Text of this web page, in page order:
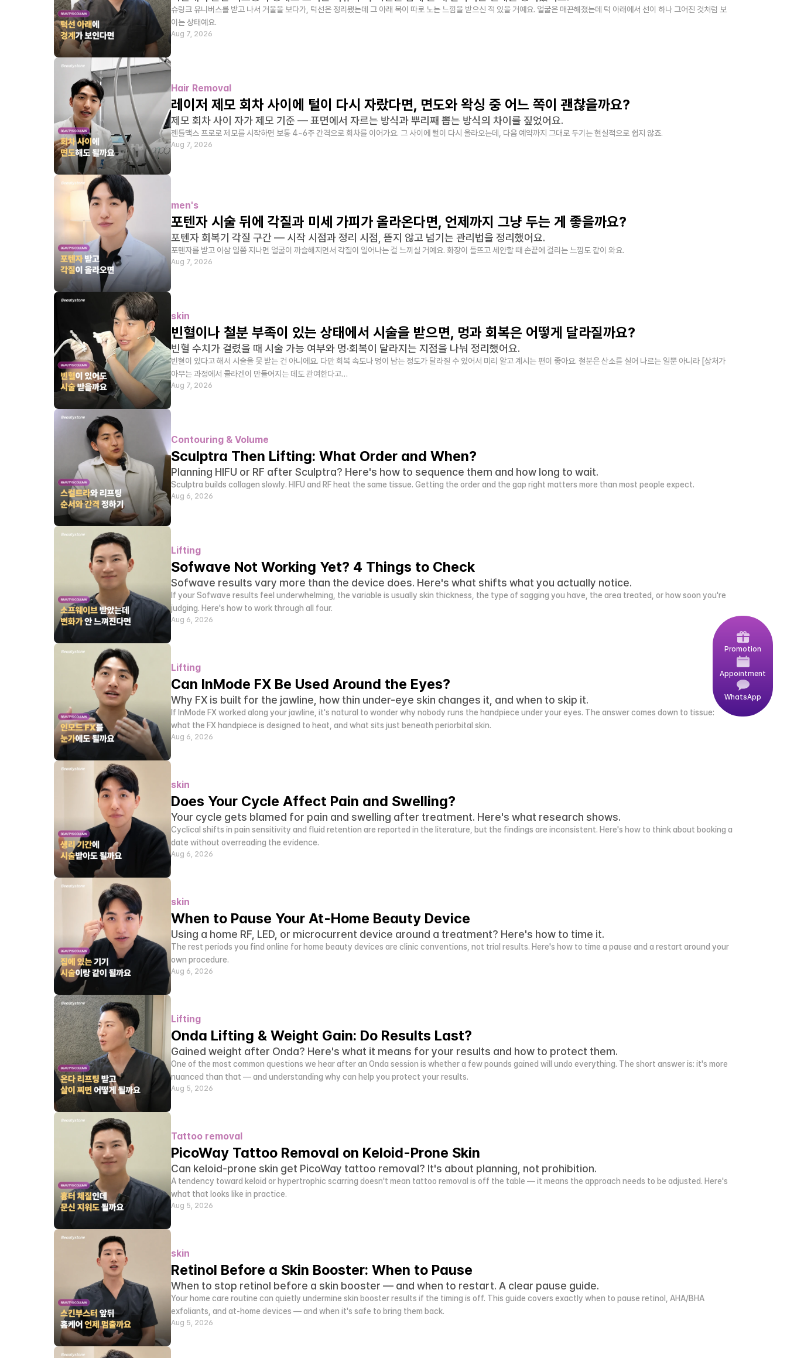
슈링크 유니버스를 받고 나서 거울을 보다가, 턱선은 정리됐는데 그 아래 목이 따로 노는 느낌을 받으신 적 있을 거예요. 얼굴은 매끈해졌는데 턱 아래에서 선이 하나 그어진 것처럼 보
이는 상태예요.
Aug 7, 2026
Hair Removal
레이저 제모 회차 사이에 털이 다시 자랐다면, 면도와 왁싱 중 어느 쪽이 괜찮을까요?
제모 회차 사이 자가 제모 기준 — 표면에서 자르는 방식과 뿌리째 뽑는 방식의 차이를 짚었어요.
젠틀맥스 프로로 제모를 시작하면 보통 4~6주 간격으로 회차를 이어가요. 그 사이에 털이 다시 올라오는데, 다음 예약까지 그대로 두기는 현실적으로 쉽지 않죠.
Aug 7, 2026
men's
포텐자 시술 뒤에 각질과 미세 가피가 올라온다면, 언제까지 그냥 두는 게 좋을까요?
포텐자 회복기 각질 구간 — 시작 시점과 정리 시점, 뜯지 않고 넘기는 관리법을 정리했어요.
포텐자를 받고 이삼 일쯤 지나면 얼굴이 까슬해지면서 각질이 일어나는 걸 느끼실 거예요. 화장이 들뜨고 세안할 때 손끝에 걸리는 느낌도 같이 와요.
Aug 7, 2026
skin
빈혈이나 철분 부족이 있는 상태에서 시술을 받으면, 멍과 회복은 어떻게 달라질까요?
빈혈 수치가 걸렸을 때 시술 가능 여부와 멍·회복이 달라지는 지점을 나눠 정리했어요.
빈혈이 있다고 해서 시술을 못 받는 건 아니에요. 다만 회복 속도나 멍이 남는 정도가 달라질 수 있어서 미리 알고 계시는 편이 좋아요. 철분은 산소를 실어 나르는 일뿐 아니라 [상처가
아무는 과정에서 콜라겐이 만들어지는 데도 관여한다고…
Aug 7, 2026
Contouring & Volume
Sculptra Then Lifting: What Order and When?
Planning HIFU or RF after Sculptra? Here's how to sequence them and how long to wait.
Sculptra builds collagen slowly. HIFU and RF heat the same tissue. Getting the order and the gap right matters more than most people expect.
Aug 6, 2026
Lifting
Sofwave Not Working Yet? 4 Things to Check
Sofwave results vary more than the device does. Here's what shifts what you actually notice.
If your Sofwave results feel underwhelming, the variable is usually skin thickness, the type of sagging you have, the area treated, or how soon you're
judging. Here's how to work through all four.
Aug 6, 2026
Lifting
Can InMode FX Be Used Around the Eyes?
Why FX is built for the jawline, how thin under-eye skin changes it, and when to skip it.
If InMode FX worked along your jawline, it's natural to wonder why nobody runs the handpiece under your eyes. The answer comes down to tissue:
what the FX handpiece is designed to heat, and what sits just beneath periorbital skin.
Aug 6, 2026
skin
Does Your Cycle Affect Pain and Swelling?
Your cycle gets blamed for pain and swelling after treatment. Here's what research shows.
Cyclical shifts in pain sensitivity and fluid retention are reported in the literature, but the findings are inconsistent. Here's how to think about booking a
date without overreading the evidence.
Aug 6, 2026
skin
When to Pause Your At-Home Beauty Device
Using a home RF, LED, or microcurrent device around a treatment? Here's how to time it.
The rest periods you find online for home beauty devices are clinic conventions, not trial results. Here's how to time a pause and a restart around your
own procedure.
Aug 6, 2026
Lifting
Onda Lifting & Weight Gain: Do Results Last?
Gained weight after Onda? Here's what it means for your results and how to protect them.
One of the most common questions we hear after an Onda session is whether a few pounds gained will undo everything. The short answer is: it's more
nuanced than that — and understanding why can help you protect your results.
Aug 5, 2026
Tattoo removal
PicoWay Tattoo Removal on Keloid-Prone Skin
Can keloid-prone skin get PicoWay tattoo removal? It's about planning, not prohibition.
A tendency toward keloid or hypertrophic scarring doesn't mean tattoo removal is off the table — it means the approach needs to be adjusted. Here's
what that looks like in practice.
Aug 5, 2026
skin
Retinol Before a Skin Booster: When to Pause
When to stop retinol before a skin booster — and when to restart. A clear pause guide.
Your home care routine can quietly undermine skin booster results if the timing is off. This guide covers exactly when to pause retinol, AHA/BHA
exfoliants, and at-home devices — and when it's safe to bring them back.
Aug 5, 2026
Promotion
Appointment
WhatsApp